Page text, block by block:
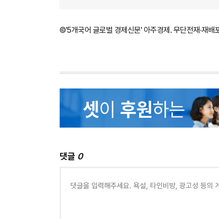
©'5개국어 글로벌 경제신문' 아주경제. 무단전재·재배
댓글 0